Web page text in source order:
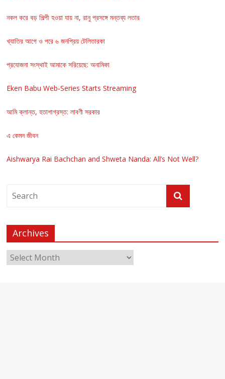
নকল করে বড় শিল্পী হওয়া যায় না, রানু প্রসঙ্গে মন্তব্য লতার
খ্যাতির আগে ও পরে ৬ জনপ্রিয় টেলিতারকা
প্রযোজনা সংস্থাই আমাকে সরিয়েছে: অনামিকা
Eken Babu Web-Series Starts Streaming
আমি ক্লান্ত, হতাশাগ্রস্ত: লাবণী সরকার
এ কেমন জীবন
Aishwarya Rai Bachchan and Shweta Nanda: All’s Not Well?
Archives